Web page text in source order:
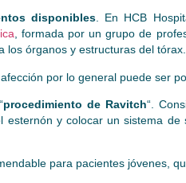
disponibles. En HCB
, formada por un grupo de
órganos y estructuras del tórax.
por lo general puede ser
procedimiento de Ravitch“.
y colocar un sistema
para pacientes jóvenes,